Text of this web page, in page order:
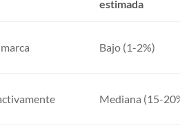
estimada
Bajo (1-2%)
Mediana (15-